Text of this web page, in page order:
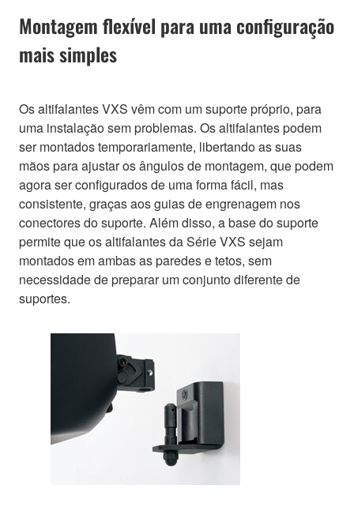
Montagem flexível para uma configuração
mais simples
Os altifalantes VXS vêm com um suporte próprio, para
uma instalação sem problemas. Os altifalantes podem
ser montados temporariamente, libertando as suas
mãos para ajustar os ângulos de montagem, que podem
agora ser configurados de uma forma fácil, mas
consistente, graças aos guias de engrenagem nos
conectores do suporte. Além disso, a base do suporte
permite que os altifalantes da Série VXS sejam
montados em ambas as paredes e tetos, sem
necessidade de preparar um conjunto diferente de
suportes.